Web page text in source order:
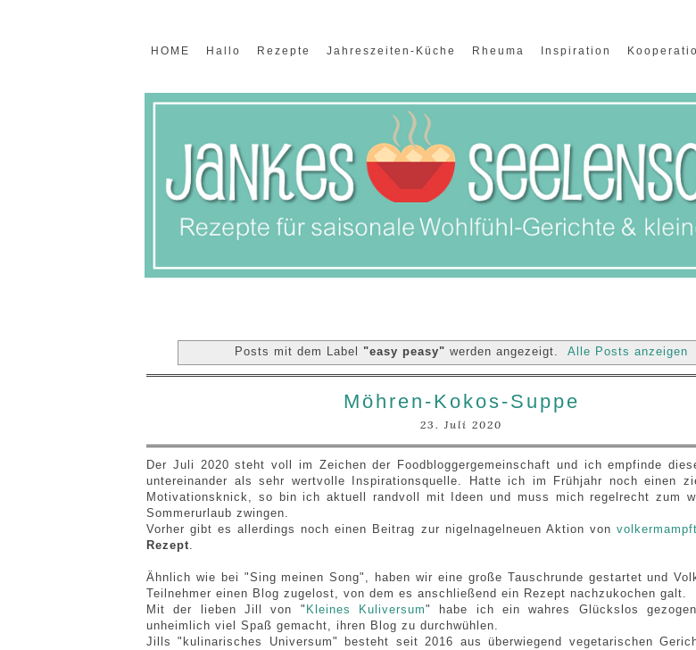
HOME Hallo Rezepte Jahreszeiten-Küche Rheuma Inspiration
Posts mit dem Label "easy peasy" werden angezeigt. Alle Posts anzeigen
Möhren-Kokos-Suppe
23. Juli 2020
Der Juli 2020 steht voll im Zeichen der Foodbloggergemeinschaft und ich empfinde
untereinander als sehr wertvolle Inspirationsquelle. Hatte ich im Frühjahr noch einen
Motivationsknick, so bin ich aktuell randvoll mit Ideen und muss mich regelrecht zum
Sommerurlaub zwingen.
Vorher gibt es allerdings noch einen Beitrag zur nigelnagelneuen Aktion von volkermampft
Rezept.
Ähnlich wie bei "Sing meinen Song", haben wir eine große Tauschrunde gestartet und
Teilnehmer einen Blog zugelost, von dem es anschließend ein Rezept nachzukochen galt.
Mit der lieben Jill von " Kleines Kuliversum" habe ich ein wahres Glückslos
unheimlich viel Spaß gemacht, ihren Blog zu durchwühlen.
Jills "kulinarisches Universum" besteht seit 2016 aus überwiegend vegetarischen